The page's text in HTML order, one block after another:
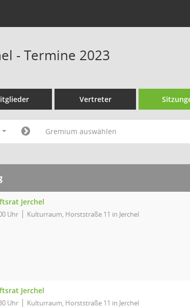
- Termine 2023
Vertreter
Gremium auswählen
Jerchel
Uhr Kulturraum, Horststraße 11 in Jerchel
Jerchel
Uhr Kulturraum, Horststraße 11 in Jerchel